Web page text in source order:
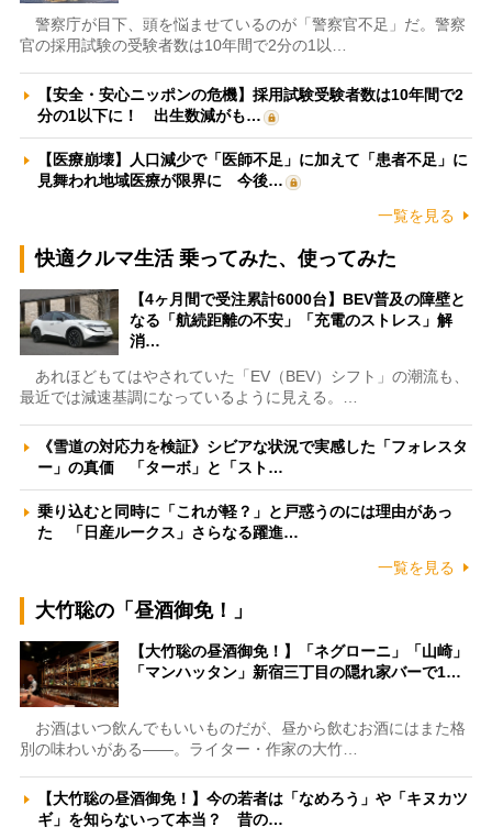
警察庁が目下、頭を悩ませているのが「警察官不足」だ。警察
官の採用試験の受験者数は10年間で2分の1以…
【安全・安心ニッポンの危機】採用試験受験者数は10年間で2
分の1以下に！ 出生数減がも…
【医療崩壊】人口減少で「医師不足」に加えて「患者不足」に
見舞われ地域医療が限界に 今後…
一覧を見る
快適クルマ生活 乗ってみた、使ってみた
【4ヶ月間で受注累計6000台】BEV普及の障壁と
なる「航続距離の不安」「充電のストレス」解
消…
あれほどもてはやされていた「EV（BEV）シフト」の潮流も、
最近では減速基調になっているように見える。…
《雪道の対応力を検証》シビアな状況で実感した「フォレスタ
ー」の真価 「ターボ」と「スト…
乗り込むと同時に「これが軽？」と戸惑うのには理由があっ
た 「日産ルークス」さらなる躍進…
一覧を見る
大竹聡の「昼酒御免！」
【大竹聡の昼酒御免！】「ネグローニ」「山崎」
「マンハッタン」新宿三丁目の隠れ家バーで1…
お酒はいつ飲んでもいいものだが、昼から飲むお酒にはまた格
別の味わいがある――。ライター・作家の大竹…
【大竹聡の昼酒御免！】今の若者は「なめろう」や「キヌカツ
ギ」を知らないって本当？ 昔の…